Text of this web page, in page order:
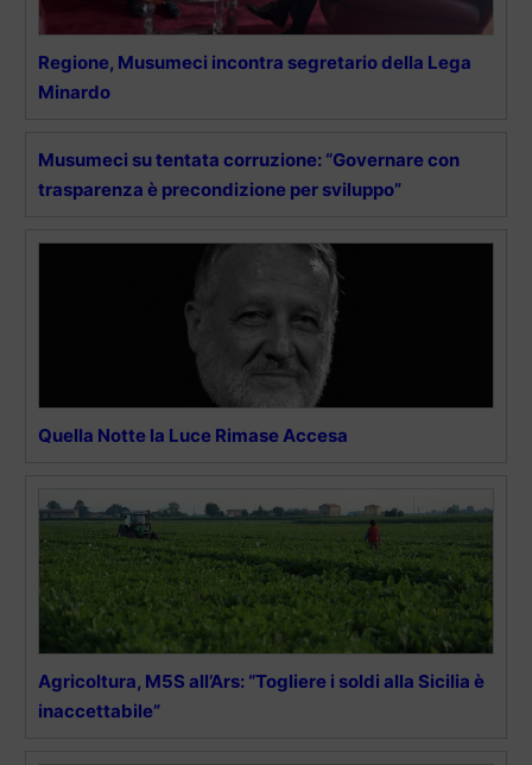
Regione, Musumeci incontra segretario della Lega
Minardo
Musumeci su tentata corruzione: “Governare con
trasparenza è precondizione per sviluppo”
Quella Notte la Luce Rimase Accesa
Agricoltura, M5S all’Ars: “Togliere i soldi alla Sicilia è
inaccettabile”